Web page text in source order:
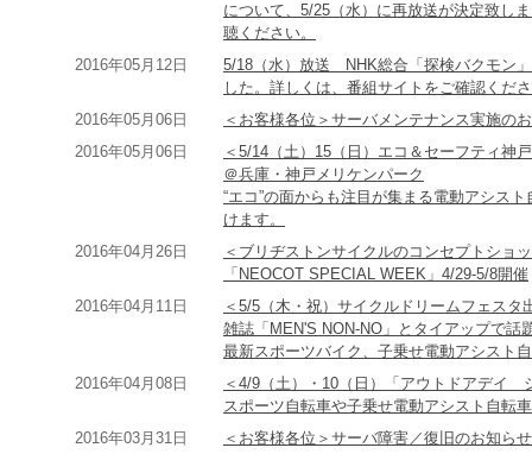
について、5/25（水）に再放送が決定致し
聴ください。
2016年05月12日
5/18（水）放送 NHK総合「探検バクモン
した。詳しくは、番組サイトをご確認くだ
2016年05月06日
＜お客様各位＞サーバメンテナンス実施の
2016年05月06日
＜5/14（土）15（日）エコ＆セーフティ神
＠兵庫・神戸メリケンパーク
“エコ”の面からも注目が集まる電動アシス
けます。
2016年04月26日
＜ブリヂストンサイクルのコンセプトショ
「NEOCOT SPECIAL WEEK」4/29-5/8開催
2016年04月11日
＜5/5（木・祝）サイクルドリームフェスタ
雑誌「MEN'S NON-NO」とタイアップで話
最新スポーツバイク、子乗せ電動アシスト
2016年04月08日
＜4/9（土）・10（日）「アウトドアデイ
スポーツ自転車や子乗せ電動アシスト自転
2016年03月31日
＜お客様各位＞サーバ障害／復旧のお知らせ